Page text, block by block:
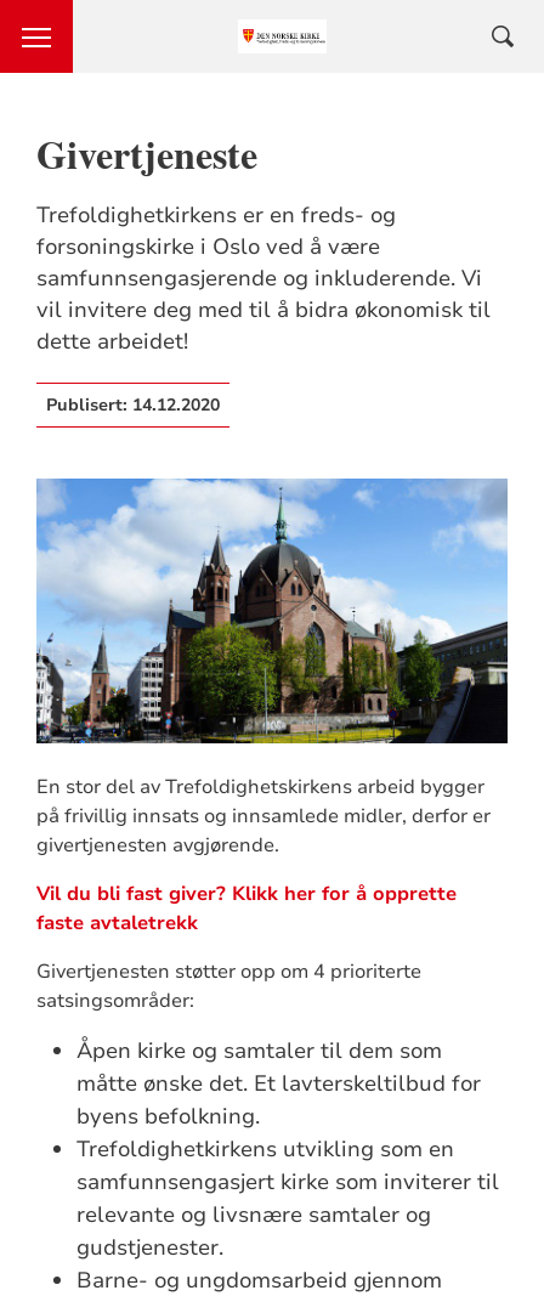
Givertjeneste
Trefoldighetkirkens er en freds- og
forsoningskirke i Oslo ved å være
samfunnsengasjerende og inkluderende. Vi
vil invitere deg med til å bidra økonomisk til
dette arbeidet!
Publisert: 14.12.2020
En stor del av Trefoldighetskirkens arbeid bygger
på frivillig innsats og innsamlede midler, derfor er
givertjenesten avgjørende.
Vil du bli fast giver? Klikk her for å opprette
faste avtaletrekk
Givertjenesten støtter opp om 4 prioriterte
satsingsområder:
Åpen kirke og samtaler til dem som
måtte ønske det. Et lavterskeltilbud for
byens befolkning.
Trefoldighetkirkens utvikling som en
samfunnsengasjert kirke som inviterer til
relevante og livsnære samtaler og
gudstjenester.
Barne- og ungdomsarbeid gjennom